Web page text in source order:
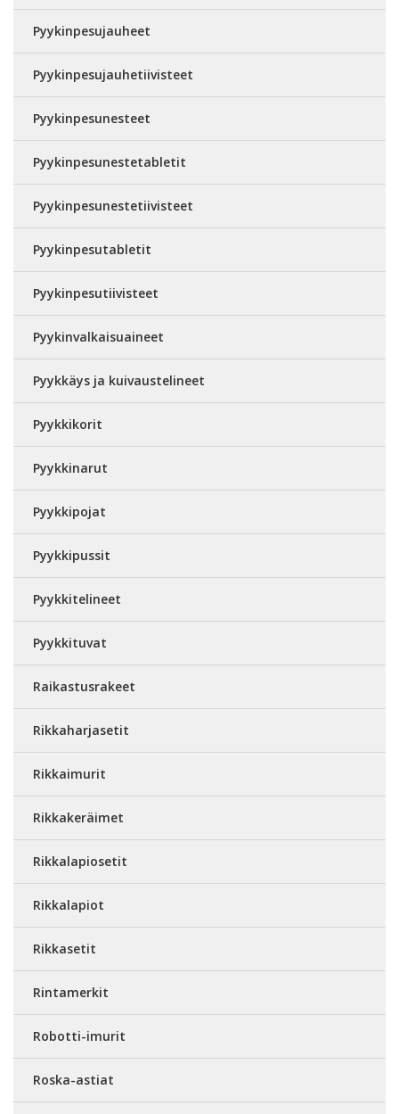
Pyykinpesujauheet
Pyykinpesujauhetiivisteet
Pyykinpesunesteet
Pyykinpesunestetabletit
Pyykinpesunestetiivisteet
Pyykinpesutabletit
Pyykinpesutiivisteet
Pyykinvalkaisuaineet
Pyykkäys ja kuivaustelineet
Pyykkikorit
Pyykkinarut
Pyykkipojat
Pyykkipussit
Pyykkitelineet
Pyykkituvat
Raikastusrakeet
Rikkaharjasetit
Rikkaimurit
Rikkakeräimet
Rikkalapiosetit
Rikkalapiot
Rikkasetit
Rintamerkit
Robotti-imurit
Roska-astiat